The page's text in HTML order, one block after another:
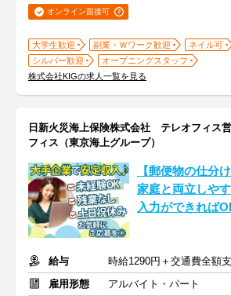
オンライン面接可
大学生歓迎 副業・Ｗワーク歓迎
ネイル可
シルバー歓迎
オープニングスタッフ
株式会社KIGの求人一覧を見る
日新火災海上保険株式会社 テレオフィス
フィス（東京海上グループ）
【郵便物の仕分
家庭と両立しや
入力ができれば
給与
時給1290円＋交通費全額
雇用形態
アルバイト・パート